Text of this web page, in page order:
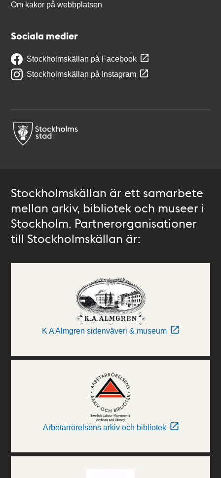
Om kakor på webbplatsen
Sociala medier
Stockholmskällan på Facebook
Stockholmskällan på Instagram
Stockholmskällan är ett samarbete
mellan arkiv, bibliotek och museer i
Stockholm. Partnerorganisationer
till Stockholmskällan är:
K A Almgren sidenväveri & museum
Arbetarrörelsens arkiv och bibliotek